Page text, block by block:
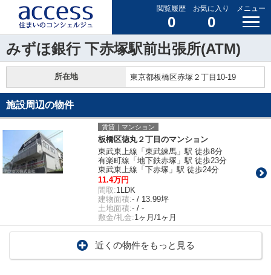
閲覧履歴
0
お気に入り
0
メニュー
みずほ銀行 下赤塚駅前出張所(ATM)
所在地 東京都板橋区赤塚２丁目10-19
施設周辺の物件
賃貸｜マンション
板橋区徳丸２丁目のマンション
東武東上線「東武練馬」駅 徒歩8分
有楽町線「地下鉄赤塚」駅 徒歩23分
東武東上線「下赤塚」駅 徒歩24分
11.4万円
間取:1LDK
建物面積:- / 13.99坪
土地面積:- / -
敷金/礼金:1ヶ月/1ヶ月
近くの物件をもっと見る